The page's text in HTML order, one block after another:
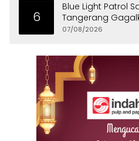
6
Blue Light Patrol
Tangerang
Pria Diamankan
07/08/2026